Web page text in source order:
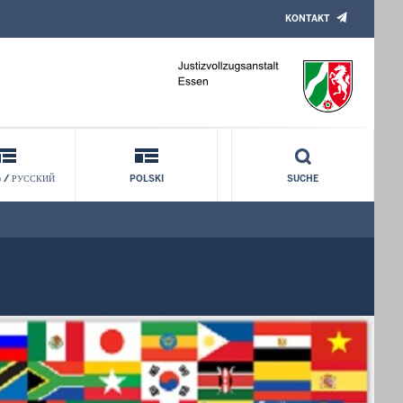
KONTAKT
/ РУССКИЙ POLSKI SUCHE